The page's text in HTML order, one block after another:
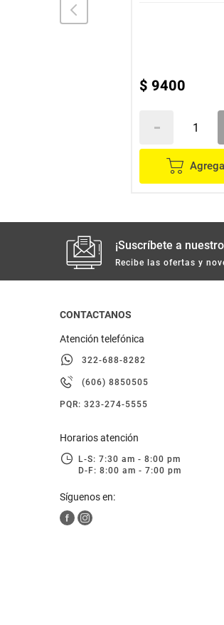
higiénicas
$ 9400
¡Suscríbete a
Recibe las ofertas y
CONTACTANOS
Atención telefónica
322-688-8282
(606) 8850505
PQR: 323-274-5555
Horarios atención
L-S: 7:30 am - 8:00 pm
D-F: 8:00 am - 7:00 pm
Síguenos en: